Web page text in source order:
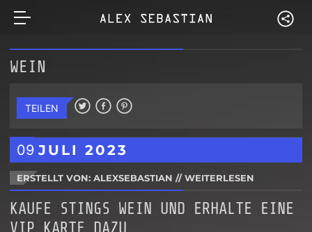
WEIN
TEILEN
09JULI2023
ERSTELLT VON: ALEXSEBASTIAN //WEITERLESEN
KAUFE STINGS WEIN UND ERHALTE EINE